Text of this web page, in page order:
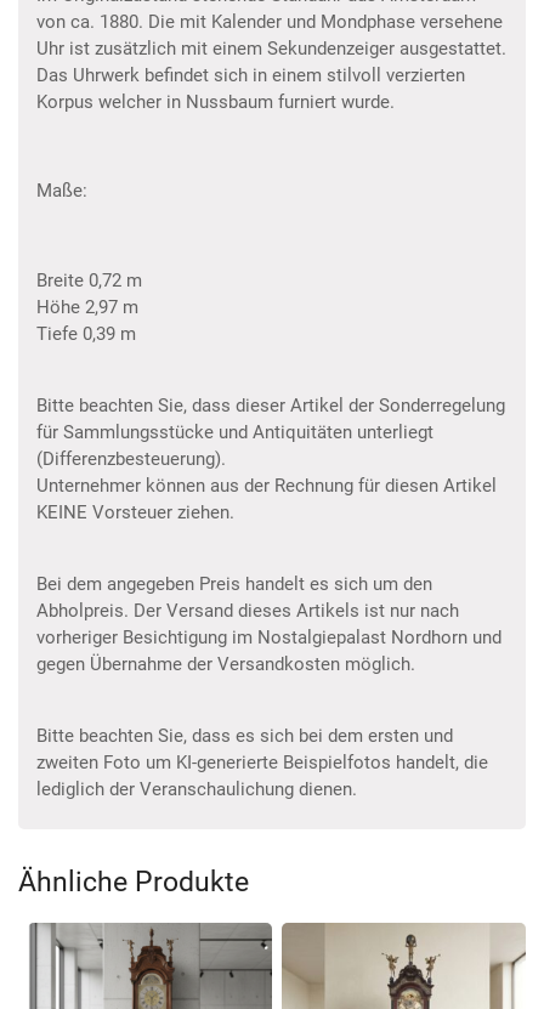
von ca. 1880. Die mit Kalender und Mondphase versehene
Uhr ist zusätzlich mit einem Sekundenzeiger ausgestattet.
Das Uhrwerk befindet sich in einem stilvoll verzierten
Korpus welcher in Nussbaum furniert wurde.
Maße:
Breite 0,72 m
Höhe 2,97 m
Tiefe 0,39 m
Bitte beachten Sie, dass dieser Artikel der Sonderregelung
für Sammlungsstücke und Antiquitäten unterliegt
(Differenzbesteuerung).
Unternehmer können aus der Rechnung für diesen Artikel
KEINE Vorsteuer ziehen.
Bei dem angegeben Preis handelt es sich um den
Abholpreis. Der Versand dieses Artikels ist nur nach
vorheriger Besichtigung im Nostalgiepalast Nordhorn und
gegen Übernahme der Versandkosten möglich.
Bitte beachten Sie, dass es sich bei dem ersten und
zweiten Foto um KI-generierte Beispielfotos handelt, die
lediglich der Veranschaulichung dienen.
Ähnliche Produkte